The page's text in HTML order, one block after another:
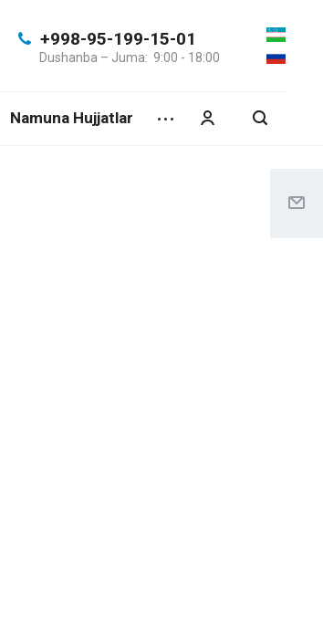
+998-95-199-15-01
Dushanba – Juma: 9:00 - 18:00
Namuna Hujjatlar